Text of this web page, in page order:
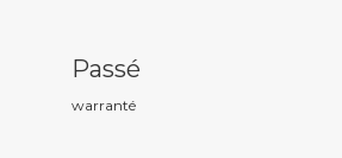
Passé
warranté